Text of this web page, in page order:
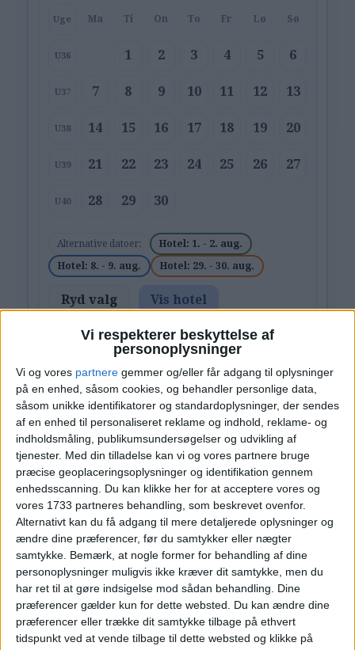
Vi respekterer beskyttelse af
personoplysninger
Vi og vores partnere gemmer og/eller får adgang til oplysninger
på en enhed, såsom cookies, og behandler personlige data,
såsom unikke identifikatorer og standardoplysninger, der sendes
af en enhed til personaliseret reklame og indhold, reklame- og
indholdsmåling, publikumsundersøgelser og udvikling af
tjenester. Med din tilladelse kan vi og vores partnere bruge
præcise geoplaceringsoplysninger og identifikation gennem
enhedsscanning. Du kan klikke her for at acceptere vores og
vores 1733 partneres behandling, som beskrevet ovenfor.
Alternativt kan du få adgang til mere detaljerede oplysninger og
ændre dine præferencer, før du samtykker eller nægter
samtykke. Bemærk, at nogle former for behandling af dine
personoplysninger muligvis ikke kræver dit samtykke, men du
har ret til at gøre indsigelse mod sådan behandling. Dine
præferencer gælder kun for dette websted. Du kan ændre dine
præferencer eller trække dit samtykke tilbage på ethvert
tidspunkt ved at vende tilbage til dette websted og klikke på
Uge Ma Ti On To Fr Lø Sø
U36 1 2 3 4 5 6
U37 7 8 9 10 11 12 13
U38 14 15 16 17 18 19 20
U39 21 22 23 24 25 26 27
U40 28 29 30
Alternative datoer:
Hotel: 1. - 2. aug.
Hotel: 8. - 9. aug.
Hotel: 29. - 30. aug.
Ryd valg Vis hotel
Læs videre efter Annoncen
Annonce
PRISOVERSIGT
12. – 13. SEP 2026
HOTEL 543,-